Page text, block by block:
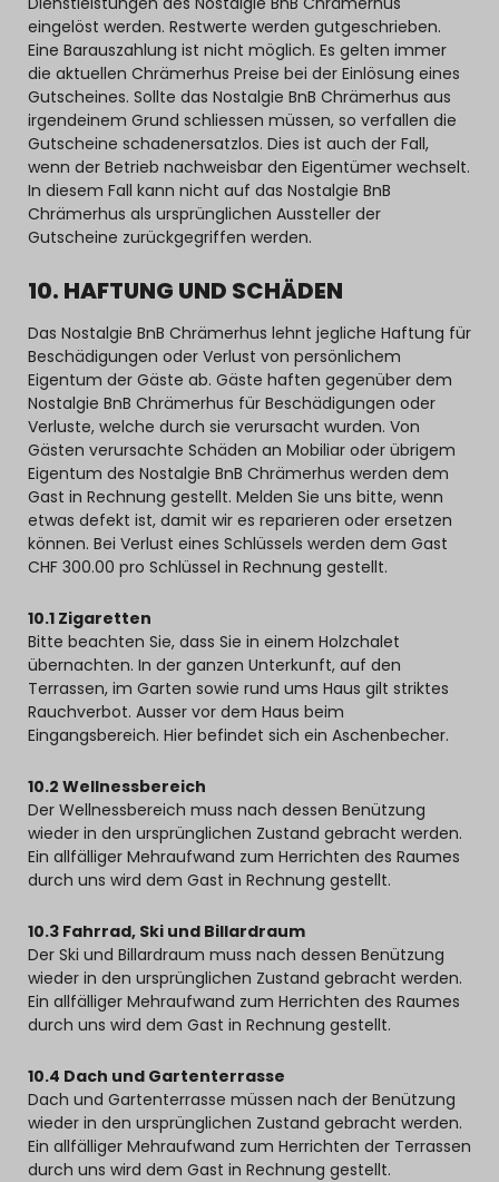
eingelöst werden. Restwerte werden gutgeschrieben.
Eine Barauszahlung ist nicht möglich. Es gelten immer
die aktuellen Chrämerhus Preise bei der Einlösung eines
Gutscheines. Sollte das Nostalgie BnB Chrämerhus aus
irgendeinem Grund schliessen müssen, so verfallen die
Gutscheine schadenersatzlos. Dies ist auch der Fall,
wenn der Betrieb nachweisbar den Eigentümer wechselt.
In diesem Fall kann nicht auf das Nostalgie BnB
Chrämerhus als ursprünglichen Aussteller der
Gutscheine zurückgegriffen werden.
10. HAFTUNG UND SCHÄDEN
Das Nostalgie BnB Chrämerhus lehnt jegliche Haftung für
Beschädigungen oder Verlust von persönlichem
Eigentum der Gäste ab. Gäste haften gegenüber dem
Nostalgie BnB Chrämerhus für Beschädigungen oder
Verluste, welche durch sie verursacht wurden. Von
Gästen verursachte Schäden an Mobiliar oder übrigem
Eigentum des Nostalgie BnB Chrämerhus werden dem
Gast in Rechnung gestellt. Melden Sie uns bitte, wenn
etwas defekt ist, damit wir es reparieren oder ersetzen
können. Bei Verlust eines Schlüssels werden dem Gast
CHF 300.00 pro Schlüssel in Rechnung gestellt.
10.1 Zigaretten
Bitte beachten Sie, dass Sie in einem Holzchalet
übernachten. In der ganzen Unterkunft, auf den
Terrassen, im Garten sowie rund ums Haus gilt striktes
Rauchverbot. Ausser vor dem Haus beim
Eingangsbereich. Hier befindet sich ein Aschenbecher.
10.2 Wellnessbereich
Der Wellnessbereich muss nach dessen Benützung
wieder in den ursprünglichen Zustand gebracht werden.
Ein allfälliger Mehraufwand zum Herrichten des Raumes
durch uns wird dem Gast in Rechnung gestellt.
10.3 Fahrrad, Ski und Billardraum
Der Ski und Billardraum muss nach dessen Benützung
wieder in den ursprünglichen Zustand gebracht werden.
Ein allfälliger Mehraufwand zum Herrichten des Raumes
durch uns wird dem Gast in Rechnung gestellt.
10.4 Dach und Gartenterrasse
Dach und Gartenterrasse müssen nach der Benützung
wieder in den ursprünglichen Zustand gebracht werden.
Ein allfälliger Mehraufwand zum Herrichten der Terrassen
durch uns wird dem Gast in Rechnung gestellt.